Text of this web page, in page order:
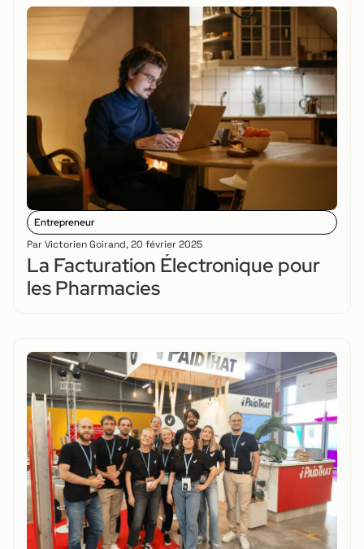
Entrepreneur
Par Victorien Goirand,20 février 2025
La Facturation Électronique pour
les Pharmacies